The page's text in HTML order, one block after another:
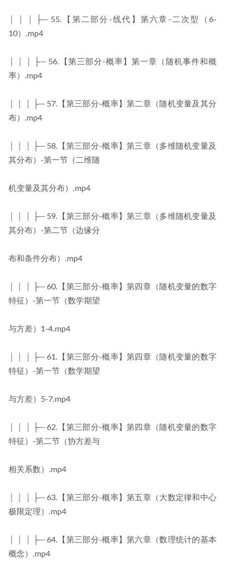
│ │ │ ├─ 55.【第二部分-线代】第六章-二次型（6-
10）.mp4
│ │ │ ├─ 56.【第三部分-概率】第一章（随机事件和概
率）.mp4
│ │ │ ├─ 57.【第三部分-概率】第二章（随机变量及其分
布）.mp4
│ │ │ ├─ 58.【第三部分-概率】第三章（多维随机变量及
其分布）-第一节（二维随
机变量及其分布）.mp4
│ │ │ ├─ 59.【第三部分-概率】第三章（多维随机变量及
其分布）-第二节（边缘分
布和条件分布）.mp4
│ │ │ ├─ 60.【第三部分-概率】第四章（随机变量的数字
特征）-第一节（数学期望
与方差）1-4.mp4
│ │ │ ├─ 61.【第三部分-概率】第四章（随机变量的数字
特征）-第一节（数学期望
与方差）5-7.mp4
│ │ │ ├─ 62.【第三部分-概率】第四章（随机变量的数字
特征）-第二节（协方差与
相关系数）.mp4
│ │ │ ├─ 63.【第三部分-概率】第五章（大数定律和中心
极限定理）.mp4
│ │ │ ├─ 64.【第三部分-概率】第六章（数理统计的基本
概念）.mp4